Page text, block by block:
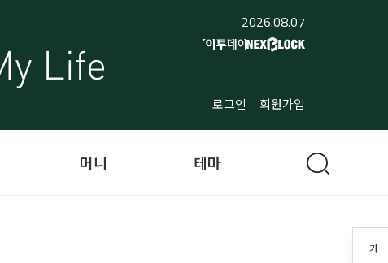
2026.08.07
로그인 회원가입
가
머니 테마